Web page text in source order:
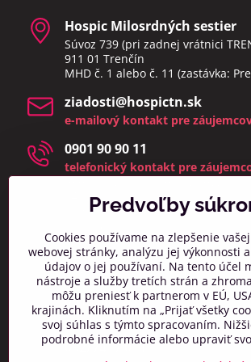
Hospic Milosrdných sestier
Súvoz 739 (pri zadnej vrátnici
911 01 Trenčín
MHD č. 1 alebo č. 11 (zastávka:
ziadosti​@hospictn​.sk
e-mailový kontakt pre
0901 90 90 11
telefonický kontakt pre
14:00
(zmeškané hovory a osobné
info​@hospictn​.sk
všeobecný kontaktný mail
0918 606 261
všeobecný telefonický kontakt
032/7417 011
Predvoľby
Cookies používame na zlepšenie
webovej stránky, analýzu jej výkonnosti
údajov o jej používaní. Na tento účel
nástroje a služby tretích strán a
môžu preniesť k partnerom v EÚ,
krajinách. Kliknutím na „Prijať všetky
svoj súhlas s týmto spracovaním.
podrobné informácie alebo upraviť